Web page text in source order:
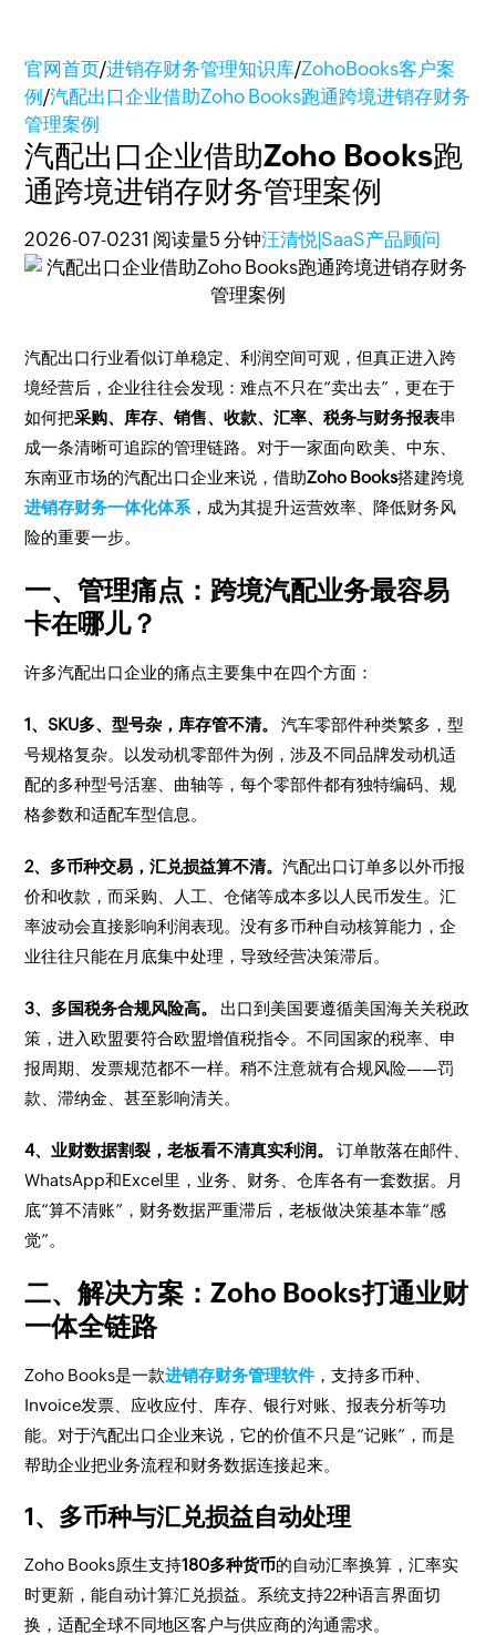
官网首页/进销存财务管理知识库/ZohoBooks客户案
例/汽配出口企业借助Zoho Books跑通跨境进销存财务
管理案例
汽配出口企业借助Zoho Books跑
通跨境进销存财务管理案例
2026-07-0231 阅读量5 分钟汪清悦|SaaS产品顾问
汽配出口行业看似订单稳定、利润空间可观，但真正进入跨
境经营后，企业往往会发现：难点不只在“卖出去”，更在于
如何把采购、库存、销售、收款、汇率、税务与财务报表串
成一条清晰可追踪的管理链路。对于一家面向欧美、中东、
东南亚市场的汽配出口企业来说，借助Zoho Books搭建跨境
进销存财务一体化体系 ，成为其提升运营效率、降低财务风
险的重要一步。
一、管理痛点：跨境汽配业务最容易
卡在哪儿？
许多汽配出口企业的痛点主要集中在四个方面：
1、SKU多、型号杂，库存管不清。
汽车零部件种类繁多，型
号规格复杂。以发动机零部件为例，涉及不同品牌发动机适
配的多种型号活塞、曲轴等，每个零部件都有独特编码、规
格参数和适配车型信息。
2、多币种交易，汇兑损益算不清。汽配出口订单多以外币报
价和收款，而采购、人工、仓储等成本多以人民币发生。汇
率波动会直接影响利润表现。没有多币种自动核算能力，企
业往往只能在月底集中处理，导致经营决策滞后。
3、多国税务合规风险高。
出口到美国要遵循美国海关关税政
策，进入欧盟要符合欧盟增值税指令。不同国家的税率、申
报周期、发票规范都不一样。稍不注意就有合规风险——罚
款、滞纳金、甚至影响清关。
4、业财数据割裂，老板看不清真实利润。
订单散落在邮件、
WhatsApp和Excel里，业务、财务、仓库各有一套数据。月
底“算不清账”，财务数据严重滞后，老板做决策基本靠“感
觉”。
二、解决方案：Zoho Books打通业财
一体全链路
Zoho Books是一款进销存财务管理软件，支持多币种、
Invoice发票、应收应付、库存、银行对账、报表分析等功
能。对于汽配出口企业来说，它的价值不只是“记账”，而是
帮助企业把业务流程和财务数据连接起来。
1、多币种与汇兑损益自动处理
Zoho Books原生支持180多种货币的自动汇率换算，汇率实
时更新，能自动计算汇兑损益。系统支持22种语言界面切
换，适配全球不同地区客户与供应商的沟通需求。